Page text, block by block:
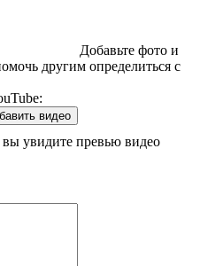
Добавьте фото и
другим определиться с
видео
увидите превью видео